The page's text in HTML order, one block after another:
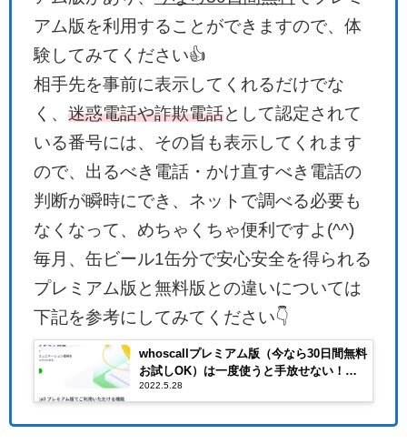
アム版を利用することができますので、体
験してみてください👍
相手先を事前に表示してくれるだけでな
く、 迷惑電話や詐欺電話として認定されて
いる番号には、その旨も表示してくれます
ので、出るべき電話・かけ直すべき電話の
判断が瞬時にでき、ネットで調べる必要も
なくなって、めちゃくちゃ便利ですよ(^^)
毎月、缶ビール1缶分で安心安全を得られる
プレミアム版と無料版との違いについては
下記を参考にしてみてください👇
whoscallプレミアム版（今なら30日間無料
お試しOK）は一度使うと手放せない！月
額250円から利用できるのは嬉しい！
2022.5.28